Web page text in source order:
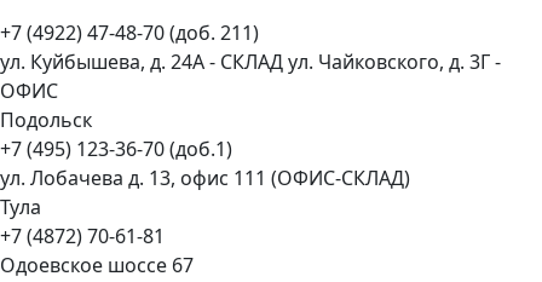
+7 (4922) 47-48-70 (доб. 211)
ул. Куйбышева, д. 24А - СКЛАД ул. Чайковского, д. 3Г -
ОФИС
Подольск
+7 (495) 123-36-70 (доб.1)
ул. Лобачева д. 13, офис 111 (ОФИС-СКЛАД)
Тула
+7 (4872) 70-61-81
Одоевское шоссе 67